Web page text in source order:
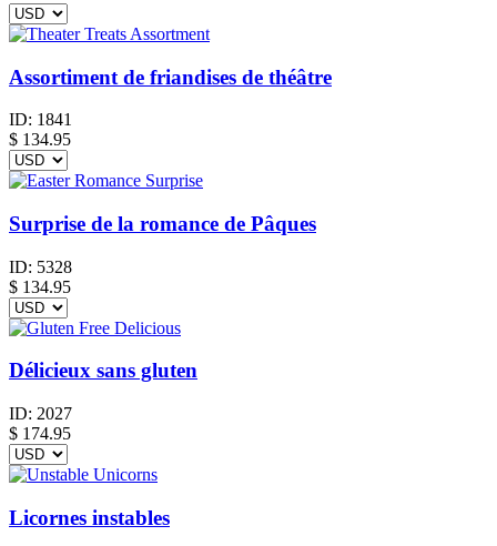
Assortiment de friandises de théâtre
ID: 1841
$ 134.95
Surprise de la romance de Pâques
ID: 5328
$ 134.95
Délicieux sans gluten
ID: 2027
$ 174.95
Licornes instables